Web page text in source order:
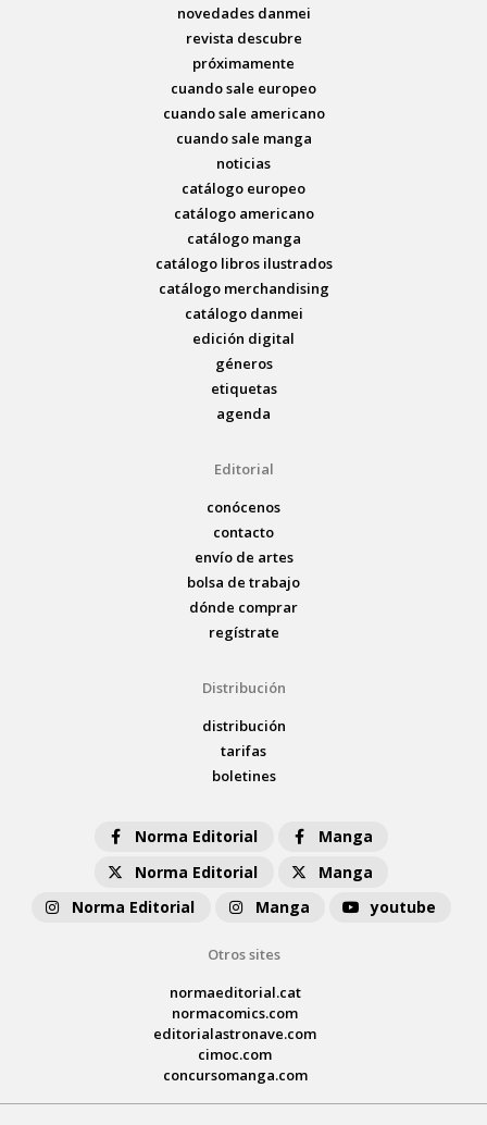
novedades danmei
revista descubre
próximamente
cuando sale europeo
cuando sale americano
cuando sale manga
noticias
catálogo europeo
catálogo americano
catálogo manga
catálogo libros ilustrados
catálogo merchandising
catálogo danmei
edición digital
géneros
etiquetas
agenda
Editorial
conócenos
contacto
envío de artes
bolsa de trabajo
dónde comprar
regístrate
Distribución
distribución
tarifas
boletines
Norma Editorial
Manga
Norma Editorial
Manga
Norma Editorial
Manga youtube
Otros sites
normaeditorial.cat
normacomics.com
editorialastronave.com
cimoc.com
concursomanga.com